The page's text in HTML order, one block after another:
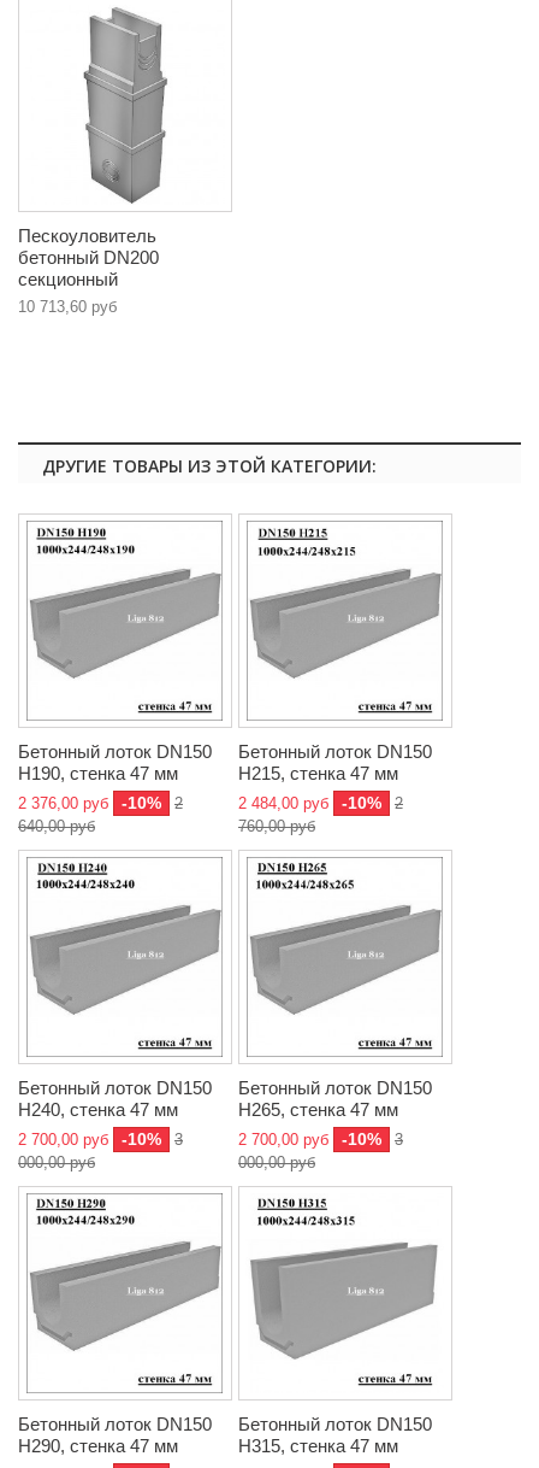
Пескоуловитель
бетонный DN200
секционный
10 713,60 руб
ДРУГИЕ ТОВАРЫ ИЗ ЭТОЙ КАТЕГОРИИ:
Бетонный лоток DN150
H190, стенка 47 мм
2 376,00 руб -10%
2
640,00 руб
Бетонный лоток DN150
H215, стенка 47 мм
2 484,00 руб -10%
2
760,00 руб
Бетонный лоток DN150
H240, стенка 47 мм
2 700,00 руб -10%
3
000,00 руб
Бетонный лоток DN150
H265, стенка 47 мм
2 700,00 руб -10%
3
000,00 руб
Бетонный лоток DN150
H290, стенка 47 мм
Бетонный лоток DN150
H315, стенка 47 мм